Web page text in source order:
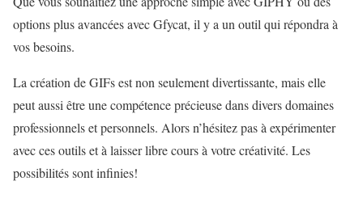
options plus avancées avec Gfycat, il y a un outil qui répondra à
vos besoins.
La création de GIFs est non seulement divertissante, mais elle
peut aussi être une compétence précieuse dans divers domaines
professionnels et personnels. Alors n’hésitez pas à expérimenter
avec ces outils et à laisser libre cours à votre créativité. Les
possibilités sont infinies!